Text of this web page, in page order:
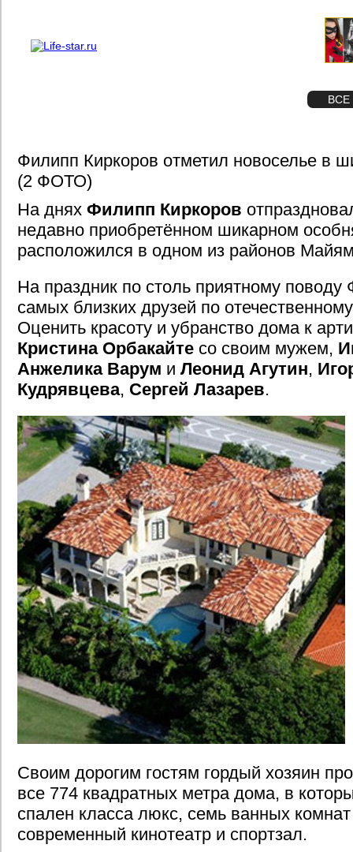
ВСЕ
Филипп Киркоров отметил новоселье в
(2 ФОТО)
На днях Филипп Киркоров
недавно приобретённом шикарном
расположился в одном из районов
На праздник по столь приятному поводу
самых близких друзей по
Оценить красоту и убранство дома к
Кристина Орбакайте со своим мужем,
Анжелика Варум и Леонид Агутин,
Кудрявцева, Сергей Лазарев.
Своим дорогим гостям гордый хозяин
все 774 квадратных метра дома, в
спален класса люкс, семь ванных
современный кинотеатр и спортзал.